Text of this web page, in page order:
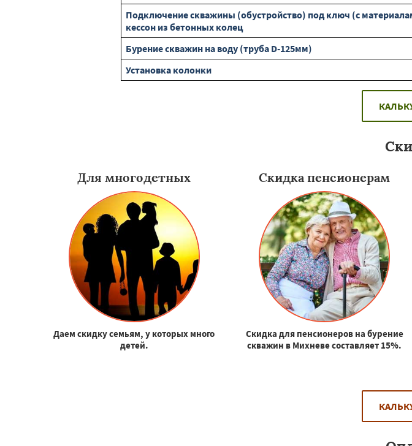
Подключение скважины (обустройство) под ключ (с
кессон из бетонных колец
Бурение скважин на воду (труба D-125мм)
Установка колонки
Для многодетных
Даем скидку семьям, у которых много
детей.
Скидка пенсионерам
Скидка для пенсионеров на бурение
скважин в Михневе составляет 15%.